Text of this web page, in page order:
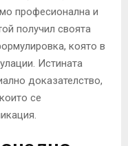
професионална и
получил своята
която в
Истината
доказателство,
се